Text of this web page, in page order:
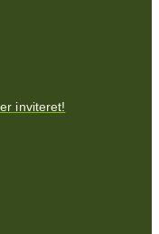
inviteret!